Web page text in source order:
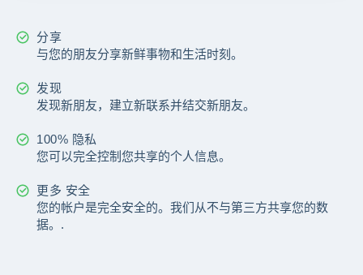
分享
与您的朋友分享新鲜事物和生活时刻。
发现
发现新朋友，建立新联系并结交新朋友。
100% 隐私
您可以完全控制您共享的个人信息。
更多 安全
您的帐户是完全安全的。我们从不与第三方共享您的数
据。.